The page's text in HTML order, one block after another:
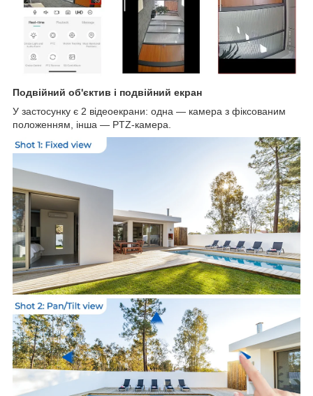
Подвійний об'єктив і подвійний екран
У застосунку є 2 відеоекрани: одна — камера з фіксованим
положенням, інша — PTZ-камера.